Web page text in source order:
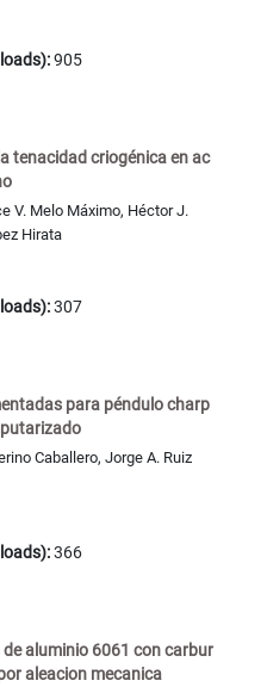
905
tenacidad criogénica en ac
V. Melo Máximo, Héctor J.
Hirata
307
para péndulo charp
Caballero, Jorge A. Ruiz
366
aluminio 6061 con carbur
aleacion mecanica